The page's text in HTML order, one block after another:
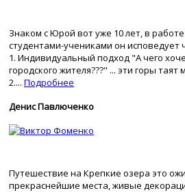
Знаком с Юрой вот уже 10 лет, в
студентами-учениками он исповедует
1. Индивидуальный подход "А чего
городского жителя???" ... эти горы таят
2.... Подробнее
Денис Павлюченко
Путешествие на Крепкие озера это
прекраснейшие места, живые